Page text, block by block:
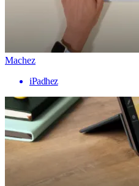
Machez
iPadhez